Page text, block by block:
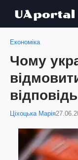
Економіка
Чому
Ціхоцька Марія